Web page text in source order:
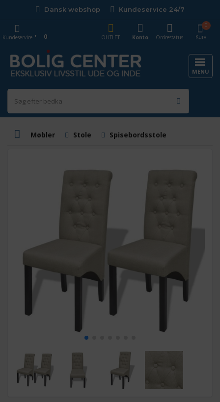
Dansk webshop Kundeservice 24/7
Kurv
0
OUTLET
Konto Ordrestatus
Kundeservice 0
MENU
Møbler Stole Spisebordsstole